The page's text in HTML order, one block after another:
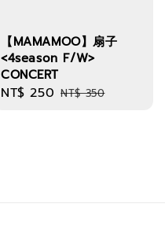
【MAMAMOO】扇子
<4season F/W>
CONCERT
Sale
NT$ 250 Regular
NT$ 350